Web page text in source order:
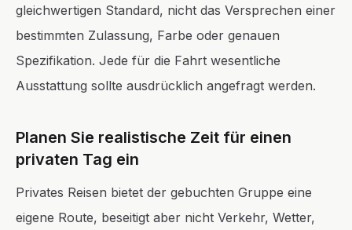
gleichwertigen Standard, nicht das Versprechen einer
bestimmten Zulassung, Farbe oder genauen
Spezifikation. Jede für die Fahrt wesentliche
Ausstattung sollte ausdrücklich angefragt werden.
Planen Sie realistische Zeit für einen
privaten Tag ein
Privates Reisen bietet der gebuchten Gruppe eine
eigene Route, beseitigt aber nicht Verkehr, Wetter,